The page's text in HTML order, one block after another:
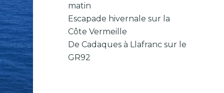
matin
Escapade hivernale sur la
Côte Vermeille
De Cadaques à Llafranc sur le
GR92